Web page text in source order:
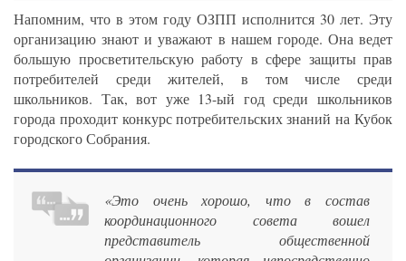
Напомним, что в этом году ОЗПП исполнится 30 лет. Эту
организацию знают и уважают в нашем городе. Она ведет
большую просветительскую работу в сфере защиты прав
потребителей среди жителей, в том числе среди
школьников. Так, вот уже 13-ый год среди школьников
города проходит конкурс потребительских знаний на Кубок
городского Собрания.
«Это очень хорошо, что в состав
координационного совета вошел
представитель общественной